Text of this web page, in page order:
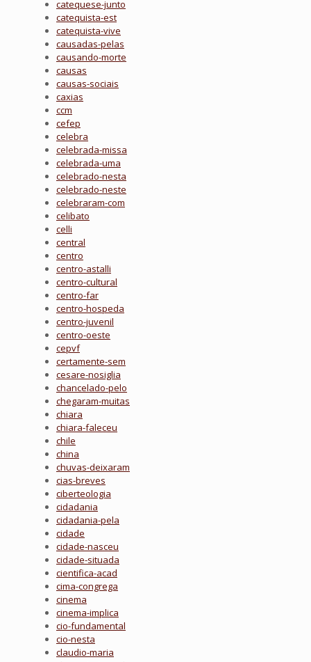
catequese-junto
catequista-est
catequista-vive
causadas-pelas
causando-morte
causas
causas-sociais
caxias
ccm
cefep
celebra
celebrada-missa
celebrada-uma
celebrado-nesta
celebrado-neste
celebraram-com
celibato
celli
central
centro
centro-astalli
centro-cultural
centro-far
centro-hospeda
centro-juvenil
centro-oeste
cepvf
certamente-sem
cesare-nosiglia
chancelado-pelo
chegaram-muitas
chiara
chiara-faleceu
chile
china
chuvas-deixaram
cias-breves
ciberteologia
cidadania
cidadania-pela
cidade
cidade-nasceu
cidade-situada
cientifica-acad
cima-congrega
cinema
cinema-implica
cio-fundamental
cio-nesta
claudio-maria